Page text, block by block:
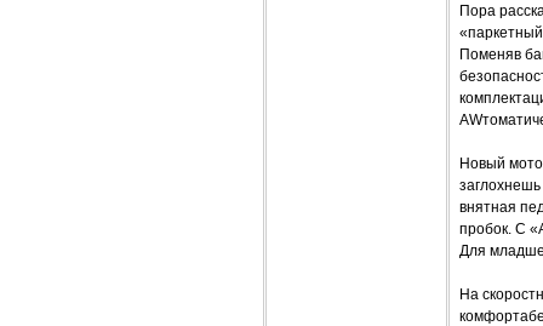
Пора
Поменяв
Новый
внятная
пробок. С
Для
На